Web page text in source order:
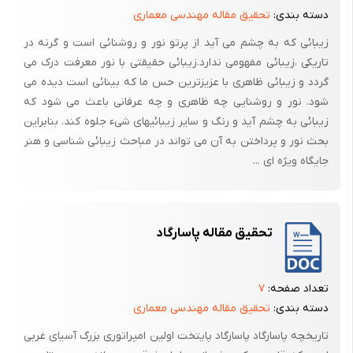
5 لشکرکشی‌های جهان‌گشایانه پارسها تا چه حد در افق آیینی آنها مؤثر بوده و
تا چه میزان بر غنا و ژرفای فکری و هنری آنان افزوده است؟
دسته بندی: تحقیق مقاله مهندسی معماری
زیبائی که به چشم می آید از پرتو نور و روشنائی است و گرنه در
تاریکی ،زیبائی مفهومی ندارد.زیبائی حقیقتی با نور معرفت درک می
گردد و زیبائی ظاهری با عزیزترین حس ما که بینائی است دیده می
شود. نور و روشنایی چه ظاهری و چه عرفانی باعث می شود که
زیبائی به چشم آید و رنگ و سایر زیبائیهای شیء جلوه کند. بنابراین
بحث نور و پرداختن به آن می تواند در مباحث زیبائی شناسی و هنر
جایگاه ویژه ای ...
تحقیق مقاله پاسارگاد
تعداد صفحه: ۷
دسته بندی: تحقیق مقاله مهندسی معماری
تاریخچه پاسارگاد پاسارگاد پایتخت اولین امپراتوری بزرگ آسیای غربی